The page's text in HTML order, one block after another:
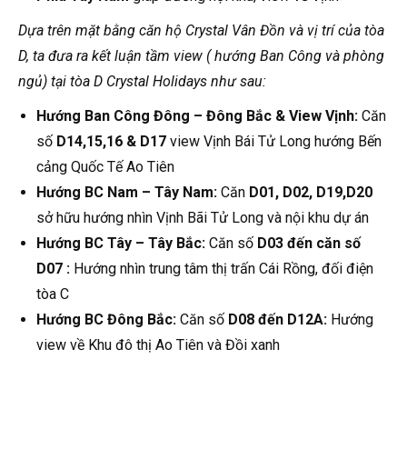
Dựa trên mặt bằng căn hộ Crystal Vân Đồn và vị trí của tòa
D, ta đưa ra kết luận tầm view ( hướng Ban Công và phòng
ngủ) tại tòa D Crystal Holidays như sau:
Hướng Ban Công Đông – Đông Bắc & View Vịnh: Căn
số D14,15,16 & D17 view Vịnh Bái Tử Long hướng Bến
cảng Quốc Tế Ao Tiên
Hướng BC Nam – Tây Nam: Căn D01, D02, D19,D20
sở hữu hướng nhìn Vịnh Bãi Tử Long và nội khu dự án
Hướng BC Tây – Tây Bắc: Căn số D03 đến căn số
D07 : Hướng nhìn trung tâm thị trấn Cái Rồng, đối điện
tòa C
Hướng BC Đông Bắc: Căn số D08 đến D12A: Hướng
view về Khu đô thị Ao Tiên và Đồi xanh